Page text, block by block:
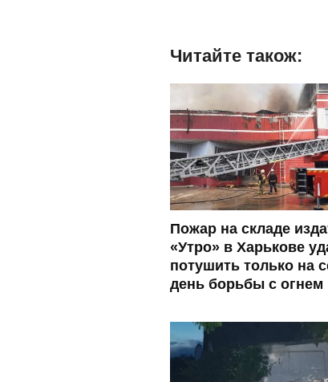
Читайте також:
Пожар на складе
«Утро» в Харькове
потушить только на
день борьбы с огнем